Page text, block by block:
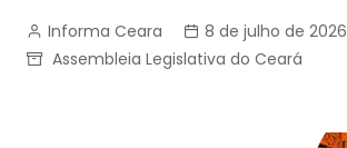
Informa Ceara
8 de julho de 2026
Assembleia Legislativa do Ceará